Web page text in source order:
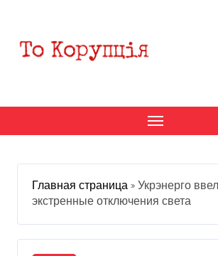
содержанию
Главная страница » Укрэнерго
экстренные отключения света